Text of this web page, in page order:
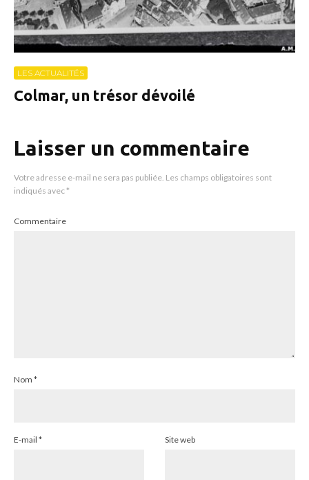
LES ACTUALITÉS
Colmar, un trésor dévoilé
Laisser un commentaire
Votre adresse e-mail ne sera pas publiée. Les champs obligatoires sont
indiqués avec*
Commentaire
Nom *
E-mail * Site web